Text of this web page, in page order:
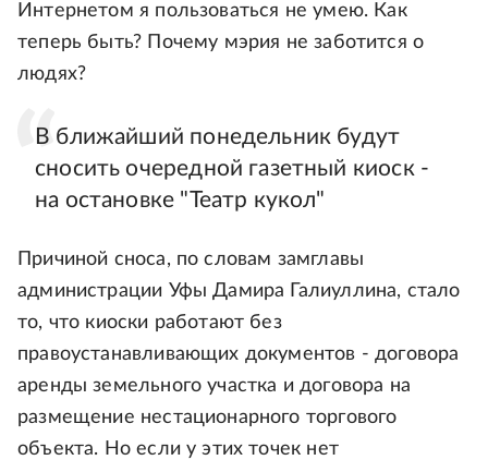
Интернетом я пользоваться не умею. Как
теперь быть? Почему мэрия не заботится о
людях?
В ближайший понедельник будут
сносить очередной газетный киоск -
на остановке "Театр кукол"
Причиной сноса, по словам замглавы
администрации Уфы Дамира Галиуллина, стало
то, что киоски работают без
правоустанавливающих документов - договора
аренды земельного участка и договора на
размещение нестационарного торгового
объекта. Но если у этих точек нет